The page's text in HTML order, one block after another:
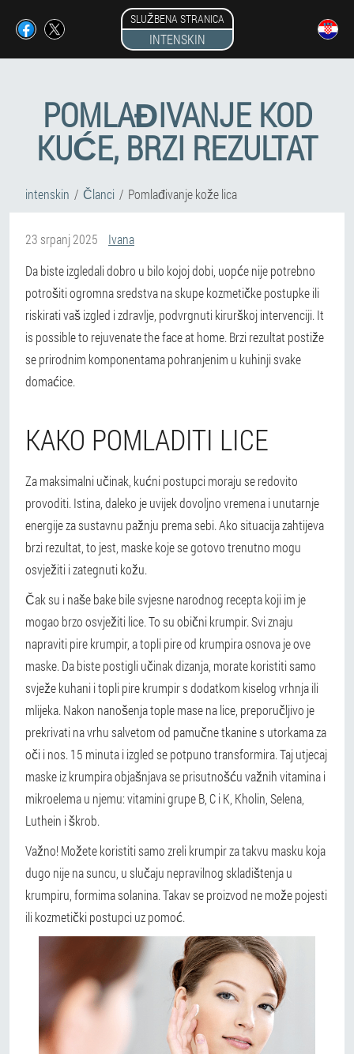
SLUŽBENA STRANICA
INTENSKIN
POMLAĐIVANJE KOD
KUĆE, BRZI REZULTAT
intenskin Članci Pomlađivanje kože lica
23 srpanj 2025
Ivana
Da biste izgledali dobro u bilo kojoj dobi, uopće nije potrebno
potrošiti ogromna sredstva na skupe kozmetičke postupke ili
riskirati vaš izgled i zdravlje, podvrgnuti kirurškoj intervenciji. It
is possible to rejuvenate the face at home. Brzi rezultat postiže
se prirodnim komponentama pohranjenim u kuhinji svake
domaćice.
KAKO POMLADITI LICE
Za maksimalni učinak, kućni postupci moraju se redovito
provoditi. Istina, daleko je uvijek dovoljno vremena i unutarnje
energije za sustavnu pažnju prema sebi. Ako situacija zahtijeva
brzi rezultat, to jest, maske koje se gotovo trenutno mogu
osvježiti i zategnuti kožu.
Čak su i naše bake bile svjesne narodnog recepta koji im je
mogao brzo osvježiti lice. To su obični krumpir. Svi znaju
napraviti pire krumpir, a topli pire od krumpira osnova je ove
maske. Da biste postigli učinak dizanja, morate koristiti samo
svježe kuhani i topli pire krumpir s dodatkom kiselog vrhnja ili
mlijeka. Nakon nanošenja tople mase na lice, preporučljivo je
prekrivati na vrhu salvetom od pamučne tkanine s utorkama za
oči i nos. 15 minuta i izgled se potpuno transformira. Taj utjecaj
maske iz krumpira objašnjava se prisutnošću važnih vitamina i
mikroelema u njemu: vitamini grupe B, C i K, Kholin, Selena,
Luthein i škrob.
Važno! Možete koristiti samo zreli krumpir za takvu masku koja
dugo nije na suncu, u slučaju nepravilnog skladištenja u
krumpiru, formima solanina. Takav se proizvod ne može pojesti
ili kozmetički postupci uz pomoć.